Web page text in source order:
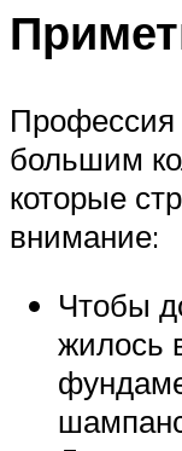
Профессия
большим
которые
внимание:
Чтобы
жилось